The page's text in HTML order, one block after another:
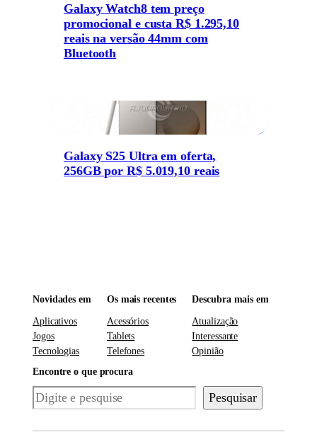
Galaxy Watch8 tem preço
promocional e custa R$ 1.295,10
reais na versão 44mm com
Bluetooth
Galaxy S25 Ultra em oferta,
256GB por R$ 5.019,10 reais
Novidades em
Aplicativos
Jogos
Tecnologias
Os mais recentes
Acessórios
Tablets
Telefones
Descubra mais em
Atualização
Interessante
Opinião
Encontre o que procura
Pesquisar Pesquisar